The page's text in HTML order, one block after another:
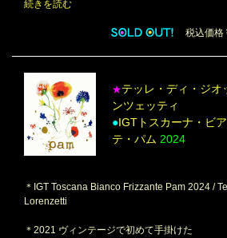
続きを読む
税込価格
★テッレ・ディ・ジオ
ンツェッティ
●IGTトスカーナ・ビ
テ・パム 2024
＊IGT Toscana Bianco Frizzante Pam 2024 /
Lorenzetti
＊2021 ヴィンテージで初めて手掛けた